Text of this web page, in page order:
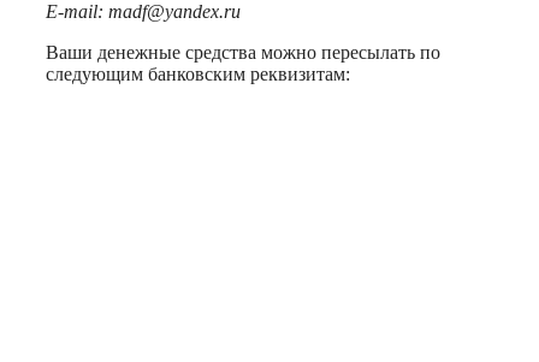
E-mail: madf@yandex.ru
Ваши денежные средства можно пересылать по
следующим банковским реквизитам: